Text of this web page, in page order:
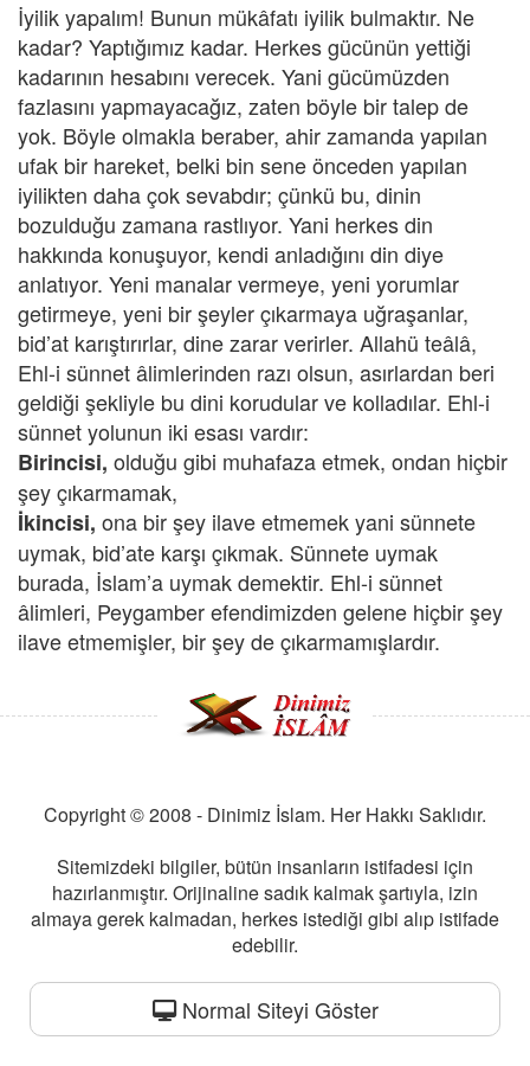
İyilik yapalım! Bunun mükâfatı iyilik bulmaktır. Ne
kadar? Yaptığımız kadar. Herkes gücünün yettiği
kadarının hesabını verecek. Yani gücümüzden
fazlasını yapmayacağız, zaten böyle bir talep de
yok. Böyle olmakla beraber, ahir zamanda yapılan
ufak bir hareket, belki bin sene önceden yapılan
iyilikten daha çok sevabdır; çünkü bu, dinin
bozulduğu zamana rastlıyor. Yani herkes din
hakkında konuşuyor, kendi anladığını din diye
anlatıyor. Yeni manalar vermeye, yeni yorumlar
getirmeye, yeni bir şeyler çıkarmaya uğraşanlar,
bid’at karıştırırlar, dine zarar verirler. Allahü teâlâ,
Ehl-i sünnet âlimlerinden razı olsun, asırlardan beri
geldiği şekliyle bu dini korudular ve kolladılar. Ehl-i
sünnet yolunun iki esası vardır:
Birincisi, olduğu gibi muhafaza etmek, ondan hiçbir
şey çıkarmamak,
İkincisi, ona bir şey ilave etmemek yani sünnete
uymak, bid’ate karşı çıkmak. Sünnete uymak
burada, İslam’a uymak demektir. Ehl-i sünnet
âlimleri, Peygamber efendimizden gelene hiçbir şey
ilave etmemişler, bir şey de çıkarmamışlardır.
Copyright © 2008 - Dinimiz İslam. Her Hakkı Saklıdır.
Sitemizdeki bilgiler, bütün insanların istifadesi için
hazırlanmıştır. Orijinaline sadık kalmak şartıyla, izin
almaya gerek kalmadan, herkes istediği gibi alıp istifade
edebilir.
Normal Siteyi Göster